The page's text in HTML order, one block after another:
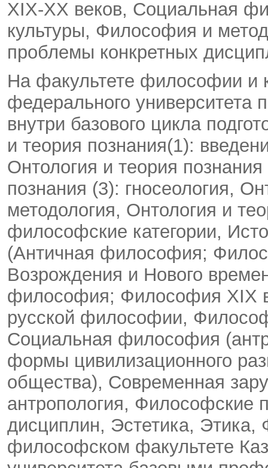
XIX-XX веков, Социальная
культуры, Философия и
проблемы конкретных
На факультете философии и
федерального университета
внутри базового цикла
и теория познания(1):
Онтология и теория
познания (3): гносеология,
методология, Онтология и
философские категории,
(Античная философия;
Возрождения и Нового
философия; Философия XIX
русской философии,
Социальная философия
формы цивилизационного
общества), Современная
антропология, Философские
дисциплин, Эстетика,
философском факультете